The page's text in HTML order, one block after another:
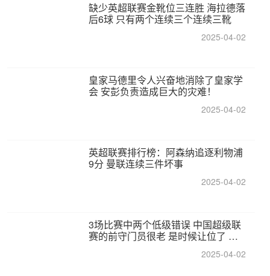
缺少英超联赛金靴位三连胜 海拉德落
后6球 只有两个连续三个连续三靴
2025-04-02
皇家马德里令人兴奋地消除了皇家学
会 安彭负责造成巨大的灾难！
2025-04-02
英超联赛排行榜：阿森纳追逐利物浦
9分 曼联连续三件坏事
2025-04-02
3场比赛中两个低级错误 中国超级联
赛的前守门员很老 是时候让位了 最
2025-04-02